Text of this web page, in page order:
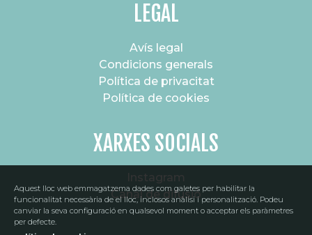
LEGAL
Avís legal
Condicions generals
Política de privacitat
Política de cookies
XARXES SOCIALS
Canal de difusió
Aquest lloc web emmagatzema dades com galetes per habilitar la
funcionalitat necessària de el lloc, inclosos anàlisi i personalització. Podeu
canviar la seva configuració en qualsevol moment o acceptar els paràmetres
per defecte.